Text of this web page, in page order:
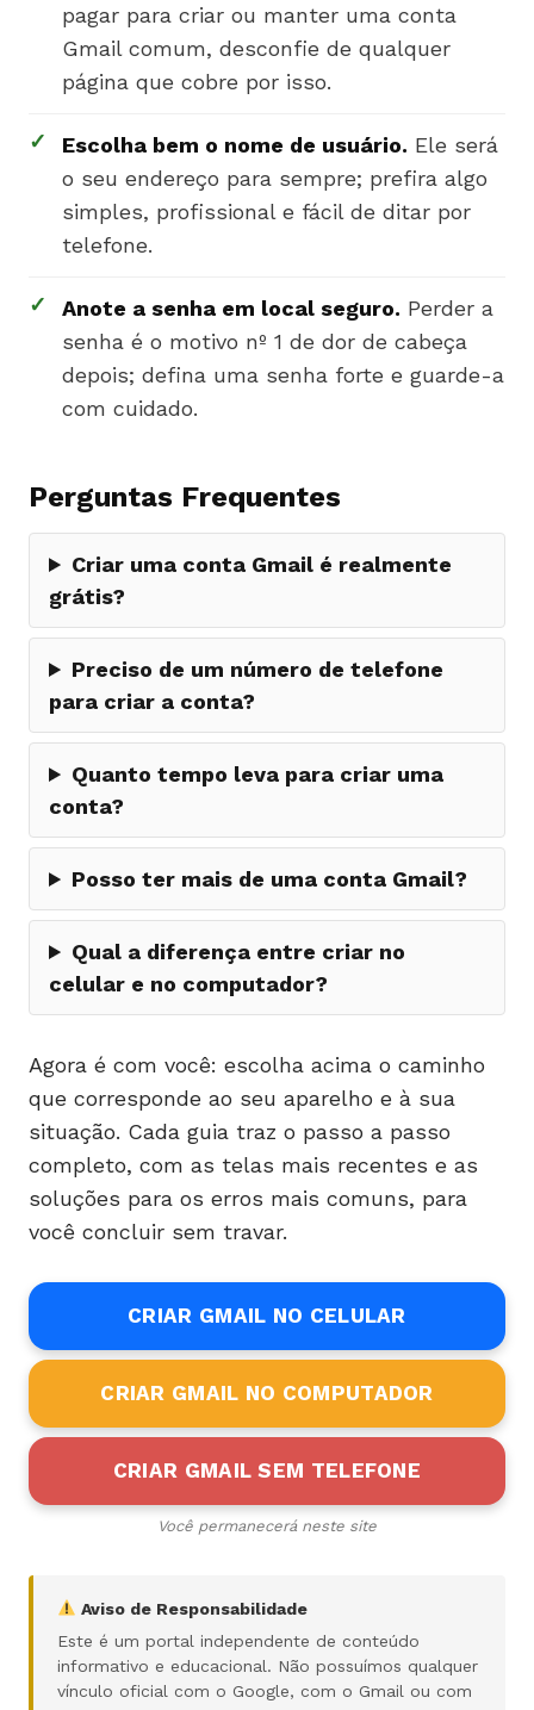
pagar para criar ou manter uma conta
Gmail comum, desconfie de qualquer
página que cobre por isso.
✓ Escolha bem o nome de usuário. Ele será
o seu endereço para sempre; prefira algo
simples, profissional e fácil de ditar por
telefone.
✓ Anote a senha em local seguro. Perder a
senha é o motivo nº 1 de dor de cabeça
depois; defina uma senha forte e guarde-a
com cuidado.
Perguntas Frequentes
Criar uma conta Gmail é realmente
grátis?
Preciso de um número de telefone
para criar a conta?
Quanto tempo leva para criar uma
conta?
Posso ter mais de uma conta Gmail?
Qual a diferença entre criar no
celular e no computador?
Agora é com você: escolha acima o caminho
que corresponde ao seu aparelho e à sua
situação. Cada guia traz o passo a passo
completo, com as telas mais recentes e as
soluções para os erros mais comuns, para
você concluir sem travar.
CRIAR GMAIL NO CELULAR
CRIAR GMAIL NO COMPUTADOR
CRIAR GMAIL SEM TELEFONE
Você permanecerá neste site
Aviso de Responsabilidade
Este é um portal independente de conteúdo
informativo e educacional. Não possuímos qualquer
vínculo oficial com o Google, com o Gmail ou com